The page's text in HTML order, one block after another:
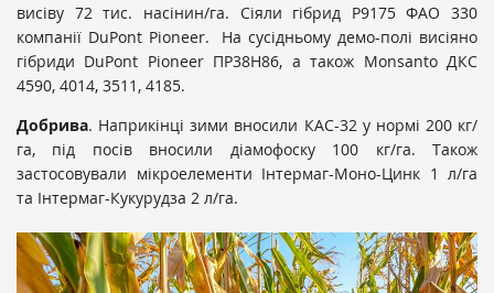
висіву 72 тис. насінин/га. Сіяли гібрид P9175 ФАО 330
компанії DuPont Pioneer. На сусідньому демо-полі висіяно
гібриди DuPont Pioneer ПР38Н86, а також Monsanto ДКС
4590, 4014, 3511, 4185.
Добрива. Наприкінці зими вносили КАС-32 у нормі 200 кг/
га, під посів вносили діамофоску 100 кг/га. Також
застосовували мікроелементи Інтермаг-Моно-Цинк 1 л/га
та Інтермаг-Кукурудза 2 л/га.